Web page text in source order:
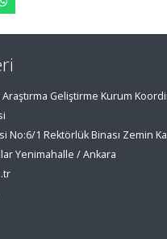
Geliştirme Kurum
No:6/1 Rektörlük Binası Zemin
Yenimahalle / Ankara